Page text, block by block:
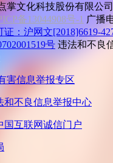
掌文化科技股份有限公司
备13044908号-1 广播
：沪网文[2018]6619-
号 违法和不良
害信息举报专区
和不良信息举报中心
国互联网诚信门户